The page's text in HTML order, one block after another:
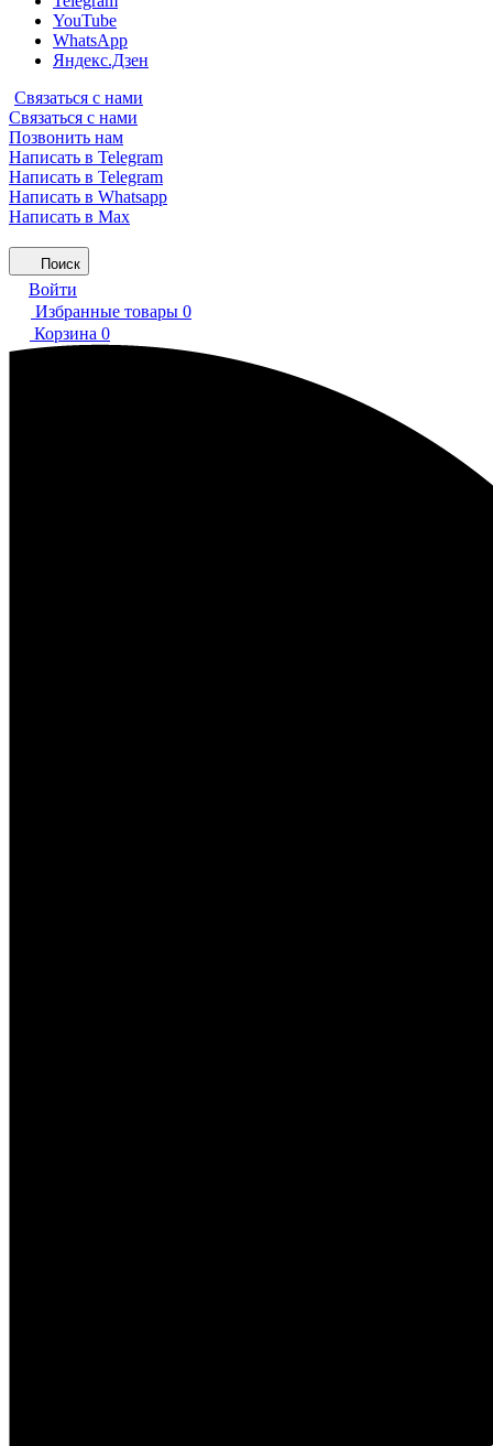
YouTube
WhatsApp
Яндекс.Дзен
Связаться с нами
Связаться с нами
Позвонить нам
Написать в Telegram
Написать в Telegram
Написать в Whatsapp
Написать в Max
Поиск
Войти
Избранные товары 0
Корзина 0